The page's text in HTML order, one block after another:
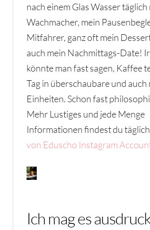
nach einem Glas Wasser täglich
Wachmacher, mein
Mitfahrer, ganz oft mein
auch mein Nachmittags-Date!
könnte man fast sagen, Kaffee
Tag in überschaubare und auch
Einheiten. Schon fast
Mehr Lustiges und jede Menge
Informationen findest du
von Eduscho Instagram
Ich mag es